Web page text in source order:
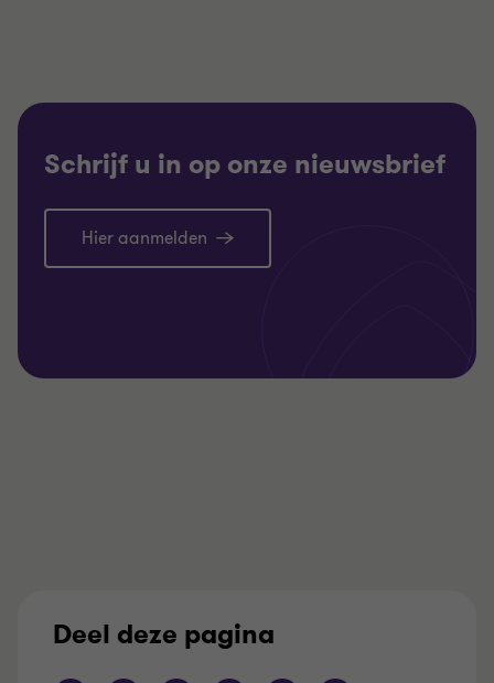
Schrijf u in op onze nieuwsbrief
Hier aanmelden
Deel deze pagina